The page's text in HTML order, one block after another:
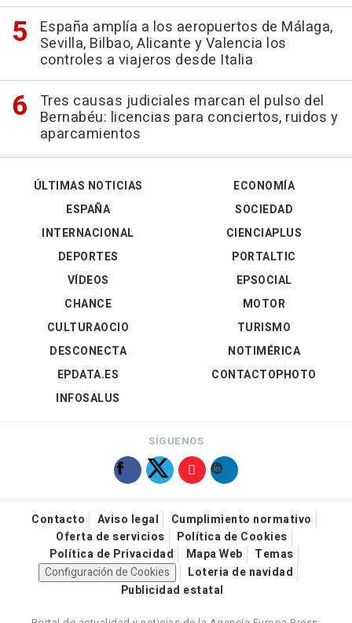
España amplía a los aeropuertos de Málaga,
Sevilla, Bilbao, Alicante y Valencia los
controles a viajeros desde Italia
Tres causas judiciales marcan el pulso del
Bernabéu: licencias para conciertos, ruidos y
aparcamientos
ÚLTIMAS NOTICIAS
ESPAÑA
INTERNACIONAL
DEPORTES
VÍDEOS
ECONOMÍA
SOCIEDAD
CIENCIAPLUS
PORTALTIC
EPSOCIAL
CHANCE
CULTURAOCIO
DESCONECTA
EPDATA.ES
INFOSALUS
MOTOR
TURISMO
NOTIMÉRICA
CONTACTOPHOTO
SÍGUENOS
Contacto Aviso legal
Cumplimiento normativo
Oferta de servicios
Política de Cookies
Política de Privacidad
Mapa Web
Temas
Configuración de Cookies
Loteria de navidad
Publicidad estatal